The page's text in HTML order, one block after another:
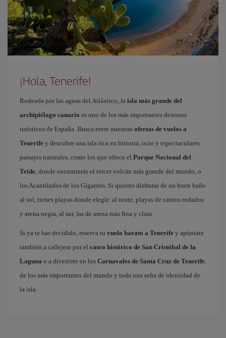
¡Hola, Tenerife!
Rodeada por las aguas del Atlántico, la isla más grande del
archipiélago canario es uno de los más importantes destinos
turísticos de España. Busca entre nuestras ofertas de vuelos a
Tenerife y descubre una isla rica en historia, ocio y espectaculares
paisajes naturales, como los que ofrece el Parque Nacional del
Teide, donde encontrarás el tercer volcán más grande del mundo, o
los Acantilados de los Gigantes. Si quieres disfrutar de un buen baño
al sol, tienes playas donde elegir: al norte, playas de cantos rodados
y arena negra, al sur, las de arena más fina y clara.
Si ya te has decidido, reserva tu vuelo barato a Tenerife y apúntate
también a callejear por el casco histórico de San Cristóbal de la
Laguna o a divertirte en los Carnavales de Santa Cruz de Tenerife,
de los más importantes del mundo y toda una seña de identidad de
la isla.